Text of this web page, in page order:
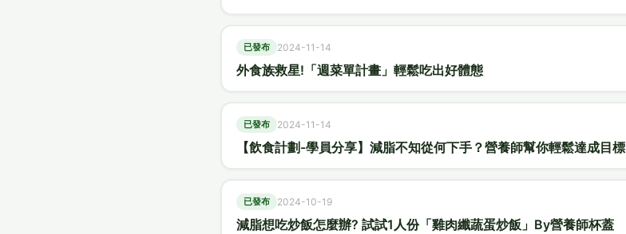
已發布 2024-11-14
外食族救星!「週菜單計畫」輕鬆吃出好體態
已發布 2024-11-14
【飲食計劃-學員分享】減脂不知從何下手？營養師幫你輕鬆達成目標
已發布 2024-10-19
減脂想吃炒飯怎麼辦? 試試1人份「雞肉纖蔬蛋炒飯」By營養師杯蓋